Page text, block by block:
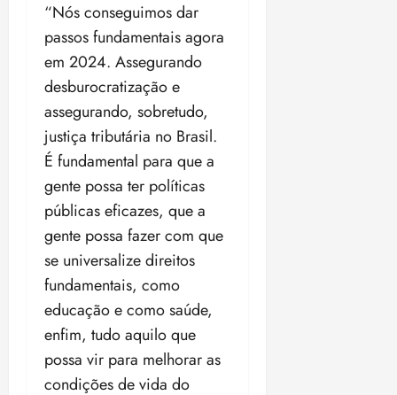
“Nós conseguimos dar
passos fundamentais agora
em 2024. Assegurando
desburocratização e
assegurando, sobretudo,
justiça tributária no Brasil.
É fundamental para que a
gente possa ter políticas
públicas eficazes, que a
gente possa fazer com que
se universalize direitos
fundamentais, como
educação e como saúde,
enfim, tudo aquilo que
possa vir para melhorar as
condições de vida do